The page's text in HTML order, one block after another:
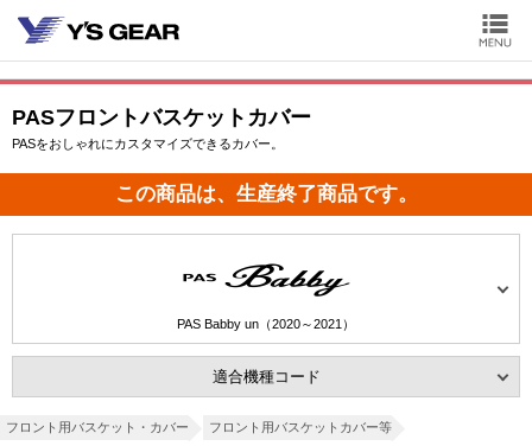
PASフロントバスケットカバー
PASをおしゃれにカスタマイズできるカバー。
この商品は、生産終了商品です。
PAS Babby un（2020～2021）
適合機種コード
フロント用バスケット・カバー フロント用バスケットカバー等